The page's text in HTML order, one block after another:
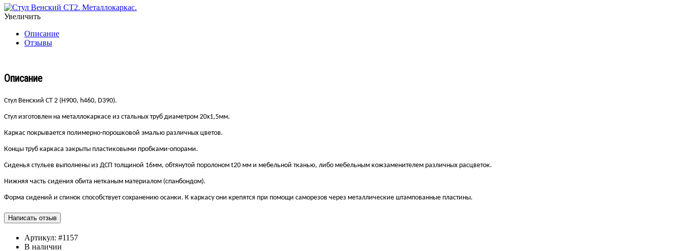
Увеличить
Описание
Отзывы
Описание
Стул Венский СТ 2 (Н900, h460, D390).
Стул изготовлен на металлокаркасе из стальных труб диаметром 20х1,5мм.
Каркас покрывается полимерно-порошковой эмалью различных цветов.
Концы труб каркаса закрыты пластиковыми пробками-опорами.
Сиденья стульев выполнены из ДСП толщиной 16мм, обтянутой поролоном t20 мм и мебельной тканью, либо мебельным кожзаменителем различных расцветок.
Нижняя часть сидения обита нетканым материалом (спанбондом).
Форма сидений и спинок способствует сохранению осанки. К каркасу они крепятся при помощи саморезов через металлические штампованные пластины.
Артикул: #1157
В наличии